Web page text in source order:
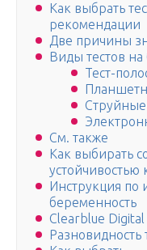
Как выбрать
рекомендации
Две причины
Виды тестов
Тест-
Струйные
См. также
Как выбирать
устойчивостью
Инструкция по
беременность
Clearblue Digital
Разновидность